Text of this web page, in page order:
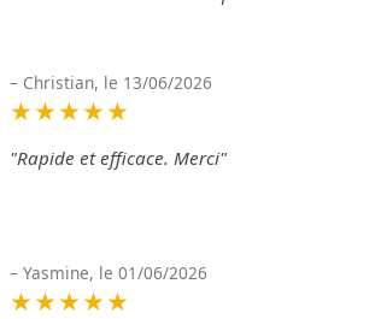
– Christian, le 13/06/2026
★★★★★
"Rapide et efficace. Merci"
– Yasmine, le 01/06/2026
★★★★★